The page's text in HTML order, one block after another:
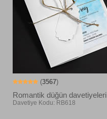
(3567)
Romantik düğün davetiyeleri